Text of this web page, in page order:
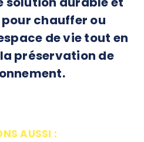
chauffer ou
de vie tout en
préservation de
AUSSI :